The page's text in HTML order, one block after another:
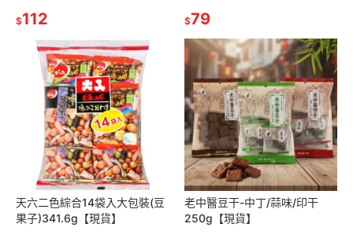
$112 $79
天六二色綜合14袋入大包裝(豆
果子)341.6g【現貨】
老中醫豆干-中丁/蒜味/印干
250g【現貨】